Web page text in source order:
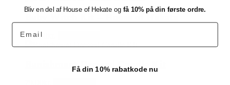
Baby Witch Kit – House of Hekate
599,00
Banishment Dressed Candle Kit
Bliv en del af House of Hekate og få 10% på din første ordre.
Email
Få din 10% rabatkode nu